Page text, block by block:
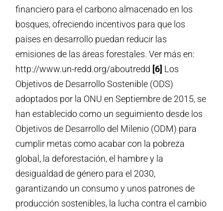
financiero para el carbono almacenado en los
bosques, ofreciendo incentivos para que los
países en desarrollo puedan reducir las
emisiones de las áreas forestales. Ver más en:
http://www.un-redd.org/aboutredd [6] Los
Objetivos de Desarrollo Sostenible (ODS)
adoptados por la ONU en Septiembre de 2015, se
han establecido como un seguimiento desde los
Objetivos de Desarrollo del Milenio (ODM) para
cumplir metas como acabar con la pobreza
global, la deforestación, el hambre y la
desigualdad de género para el 2030,
garantizando un consumo y unos patrones de
producción sostenibles, la lucha contra el cambio